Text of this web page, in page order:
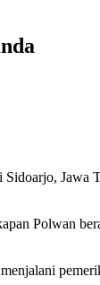
Sidoarjo, Jawa
Polwan